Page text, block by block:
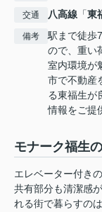
交通 八高線 「東
備考
駅まで徒歩
ので、重い
室内環境が
市で不動産
る東福生が
情報をご提
モナーク福生
エレベーター付き
共有部分も清潔感
れる街で暮らすの